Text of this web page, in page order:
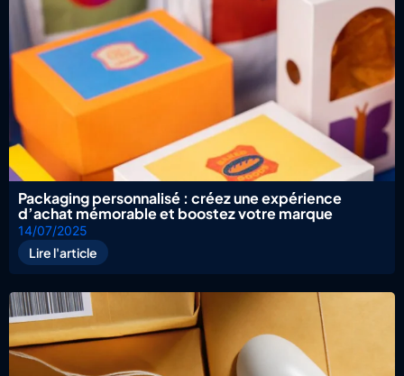
Packaging personnalisé : créez une expérience
d’achat mémorable et boostez votre marque
14/07/2025
Lire l'article